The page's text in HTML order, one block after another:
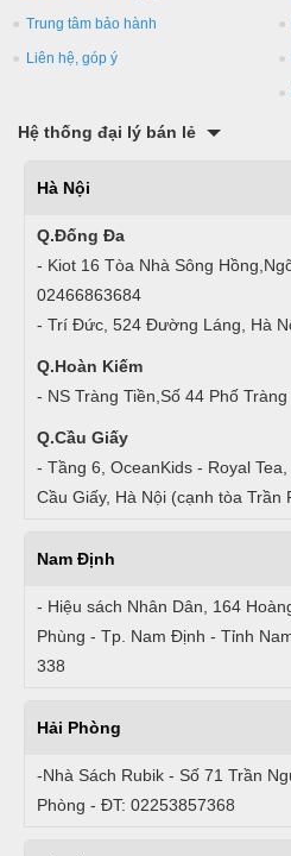
Trung tâm bảo hành
Liên hệ, góp ý
Hệ thống đại lý bán lẻ
Hà Nội
Q.Đống Đa
- Kiot 16 Tòa Nhà Sông
02466863684
- Trí Đức, 524 Đường Láng, Hà
Q.Hoàn Kiếm
- NS Tràng Tiền,Số 44 Phố
Q.Cầu Giấy
- Tầng 6, OceanKids - Royal
Cầu Giấy, Hà Nội (cạnh tòa Trần
Nam Định
- Hiệu sách Nhân Dân, 164
Phùng - Tp. Nam Định - Tỉnh
338
Hải Phòng
-Nhà Sách Rubik - Số 71 Trần
Phòng - ĐT: 02253857368